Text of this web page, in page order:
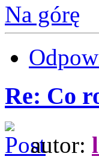
Na górę
Re: Co
autor: